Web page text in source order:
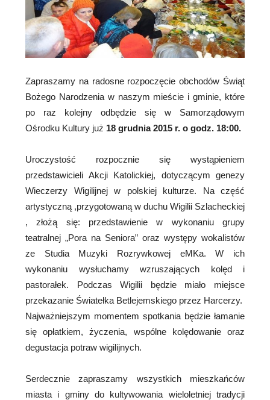
Zapraszamy na radosne rozpoczęcie obchodów Świąt
Bożego Narodzenia w naszym mieście i gminie, które
po raz kolejny odbędzie się w Samorządowym
Ośrodku Kultury już 18 grudnia 2015 r. o godz. 18:00.
Uroczystość rozpocznie się wystąpieniem
przedstawicieli Akcji Katolickiej, dotyczącym genezy
Wieczerzy Wigilijnej w polskiej kulturze. Na część
artystyczną ,przygotowaną w duchu Wigilii Szlacheckiej
, złożą się: przedstawienie w wykonaniu grupy
teatralnej „Pora na Seniora” oraz występy wokalistów
ze Studia Muzyki Rozrywkowej eMKa. W ich
wykonaniu wysłuchamy wzruszających kolęd i
pastorałek. Podczas Wigilii będzie miało miejsce
przekazanie Światełka Betlejemskiego przez Harcerzy.
Najważniejszym momentem spotkania będzie łamanie
się opłatkiem, życzenia, wspólne kolędowanie oraz
degustacja potraw wigilijnych.
Serdecznie zapraszamy wszystkich mieszkańców
miasta i gminy do kultywowania wieloletniej tradycji